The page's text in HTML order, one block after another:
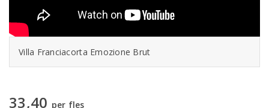
Villa Franciacorta Emozione Brut
33,40 per fles